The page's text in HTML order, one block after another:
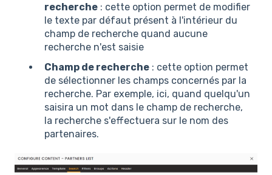
recherche : cette option permet de modifier
le texte par défaut présent à l'intérieur du
champ de recherche quand aucune
recherche n'est saisie
Champ de recherche : cette option permet
de sélectionner les champs concernés par la
recherche. Par exemple, ici, quand quelqu'un
saisira un mot dans le champ de recherche,
la recherche s'effectuera sur le nom des
partenaires.